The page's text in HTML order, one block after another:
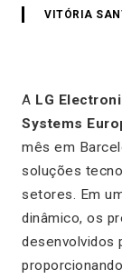
VITÓRIA
A LG
Systems
mês em
soluções
setores. Em
dinâmico, os
desenvolvidos